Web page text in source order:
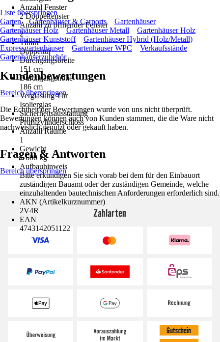
Anzahl Fenster
2 Doppelfenster
Anzahl zu öffnender Fenster
2
Türart
Doppeltür
Durchgangsbreite
151 cm
Durchgangshöhe
186 cm
Verglasung Tür
Isolierglas
Sicherheitsausstattung
Profilzylinderschloss
Anzahl Räume
1
Gewicht
1 600 kg
Aufbauhinweis
Bitte erkundigen Sie sich vorab bei dem für den Einbauort
zuständigen Bauamt oder der zuständigen Gemeinde, welche
einzuhaltenden bautechnischen Anforderungen erforderlich sind.
AKN (Artikelkurznummer)
2V4R
EAN
4743142051122
Liste überspringen
Garten
Gartenhäuser & Carports
Gartenhäuser
Gartenhäuser Holz
Gartenhäuser Metall
Gartenhäuser Holz
Gartenhäuser Kunststoff
Gartenhäuser Hybrid (Holz/Metall)
Expressgartenhäuser
Gartenhäuser WPC
Verkaufsstände
Gartenhäuserzubehör
Kundenbewertungen
Bereich überspringen
Die Echtheit der Bewertungen wurde von uns nicht überprüft.
Bewertungen können auch von Kunden stammen, die die Ware nicht
nachweislich genutzt oder gekauft haben.
Fragen & Antworten
Bereich überspringen
Zahlarten